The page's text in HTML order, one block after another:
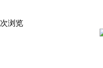
次浏览